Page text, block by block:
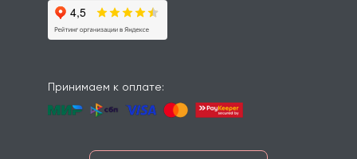
Принимаем к оплате: